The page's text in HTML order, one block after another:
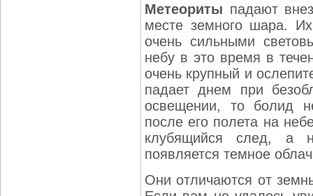
Метеориты падают
месте земного шара.
очень сильными
небу в это время в
очень крупный и
падает днем при
освещении, то болид
после его полета на
клубящийся след, а
появляется темное
Они отличаются от